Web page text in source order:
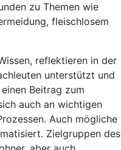
zu Themen wie
fleischlosem
reflektieren in der
unterstützt und
Beitrag zum
auch an wichtigen
Auch mögliche
Zielgruppen des